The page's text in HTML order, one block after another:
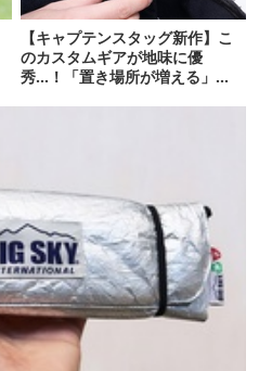
【キャプテンスタッグ新作】こ
のカスタムギアが地味に優
秀…！「置き場所が増える」